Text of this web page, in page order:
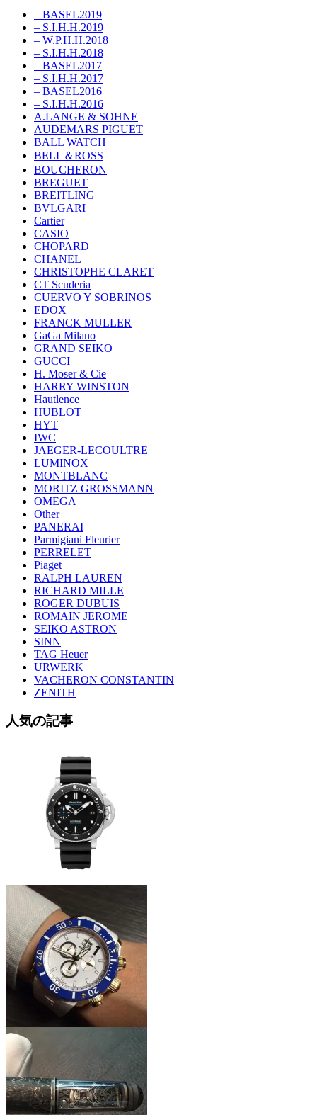
– BASEL2019
– S.I.H.H.2019
– W.P.H.H.2018
– S.I.H.H.2018
– BASEL2017
– S.I.H.H.2017
– BASEL2016
– S.I.H.H.2016
A.LANGE & SOHNE
AUDEMARS PIGUET
BALL WATCH
BELL＆ROSS
BOUCHERON
BREGUET
BREITLING
BVLGARI
Cartier
CASIO
CHOPARD
CHANEL
CHRISTOPHE CLARET
CT Scuderia
CUERVO Y SOBRINOS
EDOX
FRANCK MULLER
GaGa Milano
GRAND SEIKO
GUCCI
H. Moser & Cie
HARRY WINSTON
Hautlence
HUBLOT
HYT
IWC
JAEGER-LECOULTRE
LUMINOX
MONTBLANC
MORITZ GROSSMANN
OMEGA
Other
PANERAI
Parmigiani Fleurier
PERRELET
Piaget
RALPH LAUREN
RICHARD MILLE
ROGER DUBUIS
ROMAIN JEROME
SEIKO ASTRON
SINN
TAG Heuer
URWERK
VACHERON CONSTANTIN
ZENITH
人気の記事